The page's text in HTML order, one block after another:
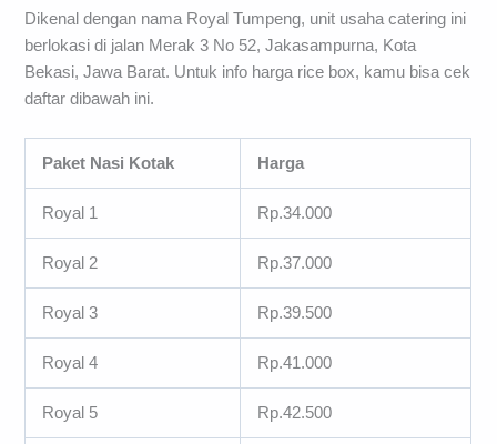
Dikenal dengan nama Royal Tumpeng, unit usaha catering ini
berlokasi di jalan Merak 3 No 52, Jakasampurna, Kota
Bekasi, Jawa Barat. Untuk info harga rice box, kamu bisa cek
daftar dibawah ini.
Paket Nasi Kotak Harga
Royal 1 Rp.34.000
Royal 2 Rp.37.000
Royal 3 Rp.39.500
Royal 4 Rp.41.000
Royal 5 Rp.42.500